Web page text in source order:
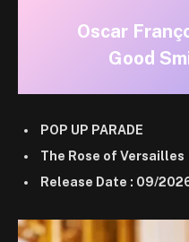
Oscar
Good
POP UP PARADE
The Rose of Versailles
Release Date : 09/